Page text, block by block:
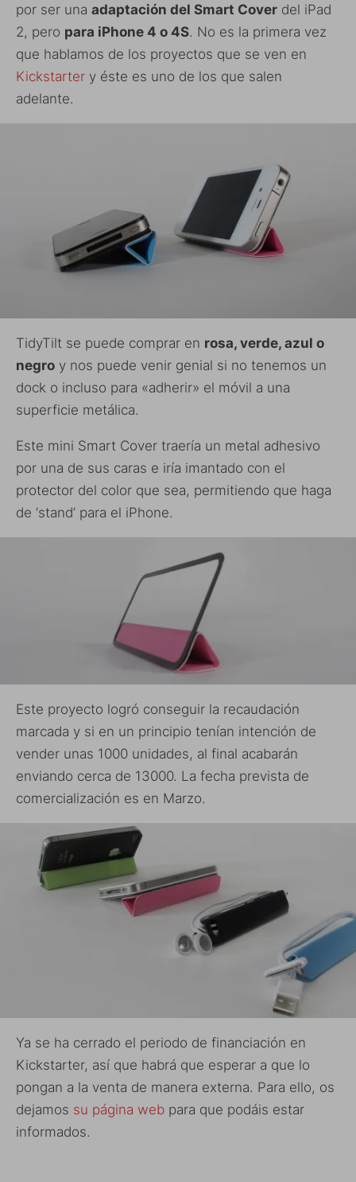
por ser una adaptación del Smart Cover del iPad
2, pero para iPhone 4 o 4S. No es la primera vez
que hablamos de los proyectos que se ven en
Kickstarter y éste es uno de los que salen
adelante.
TidyTilt se puede comprar en rosa, verde, azul o
negro y nos puede venir genial si no tenemos un
dock o incluso para «adherir» el móvil a una
superficie metálica.
Este mini Smart Cover traería un metal adhesivo
por una de sus caras e iría imantado con el
protector del color que sea, permitiendo que haga
de ‘stand’ para el iPhone.
Este proyecto logró conseguir la recaudación
marcada y si en un principio tenían intención de
vender unas 1000 unidades, al final acabarán
enviando cerca de 13000. La fecha prevista de
comercialización es en Marzo.
Ya se ha cerrado el periodo de financiación en
Kickstarter, así que habrá que esperar a que lo
pongan a la venta de manera externa. Para ello, os
dejamos su página web para que podáis estar
informados.